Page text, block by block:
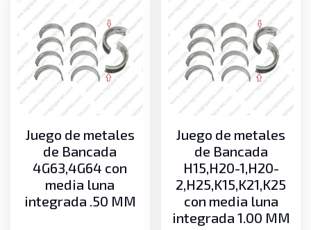
Juego de metales
de Bancada
4G63,4G64 con
media luna
integrada .50 MM
Juego de metales
de Bancada
H15,H20-1,H20-
2,H25,K15,K21,K25
con media luna
integrada 1.00 MM